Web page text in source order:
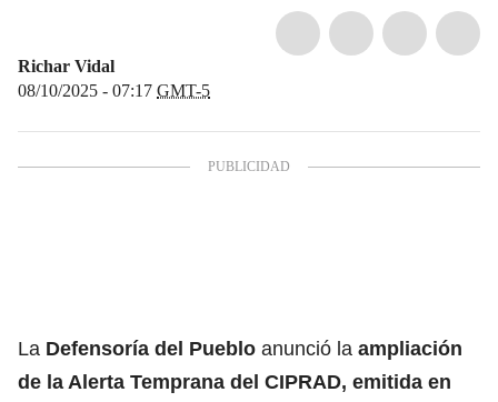
Richar Vidal
08/10/2025 - 07:17 GMT-5
La Defensoría del Pueblo anunció la ampliación
de la Alerta Temprana del CIPRAD, emitida en